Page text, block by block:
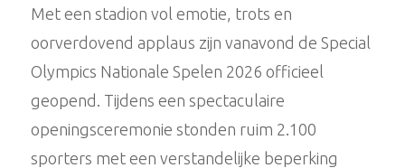
Met een stadion vol emotie, trots en
oorverdovend applaus zijn vanavond de Special
Olympics Nationale Spelen 2026 officieel
geopend. Tijdens een spectaculaire
openingsceremonie stonden ruim 2.100
sporters met een verstandelijke beperking